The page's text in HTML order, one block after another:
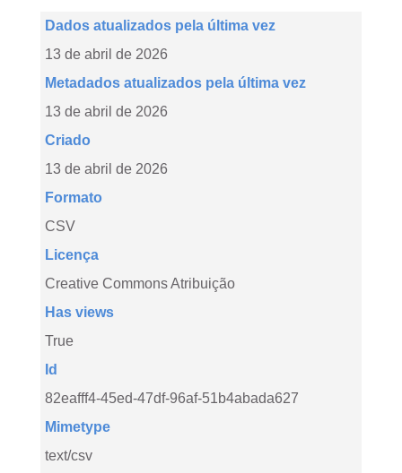
Dados atualizados pela última vez
13 de abril de 2026
Metadados atualizados pela última vez
13 de abril de 2026
Criado
13 de abril de 2026
Formato
CSV
Licença
Creative Commons Atribuição
Has views
True
Id
82eafff4-45ed-47df-96af-51b4abada627
Mimetype
text/csv